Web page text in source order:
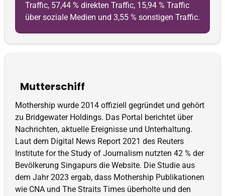
Traffic, 57,44 % direkten Traffic, 15,94 % Traffic
über soziale Medien und 3,55 % sonstigen Traffic.
Mutterschiff
Mothership wurde 2014 offiziell gegründet und gehört
zu Bridgewater Holdings. Das Portal berichtet über
Nachrichten, aktuelle Ereignisse und Unterhaltung.
Laut dem Digital News Report 2021 des Reuters
Institute for the Study of Journalism nutzten 42 % der
Bevölkerung Singapurs die Website. Die Studie aus
dem Jahr 2023 ergab, dass Mothership Publikationen
wie CNA und The Straits Times überholte und den